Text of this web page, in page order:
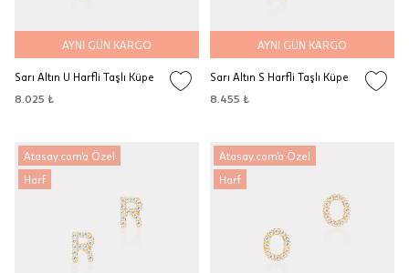
AYNI GÜN KARGO
Sarı Altın U Harfli Taşlı Küpe
8.025 ₺
AYNI GÜN KARGO
Sarı Altın S Harfli Taşlı Küpe
8.455 ₺
Atasay.com'a Özel
Harf
Atasay.com'a Özel
Harf